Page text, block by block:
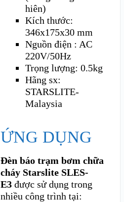
hiên)
Kích thước:
346x175x30 mm
Nguồn điện : AC
220V/50Hz
Trọng lượng: 0.5kg
Hãng sx:
STARSLITE-
Malaysia
ỨNG DỤNG
Đèn báo trạm bơm chữa
cháy Starslite SLES-
E3 được sử dụng trong
nhiều công trình tại: